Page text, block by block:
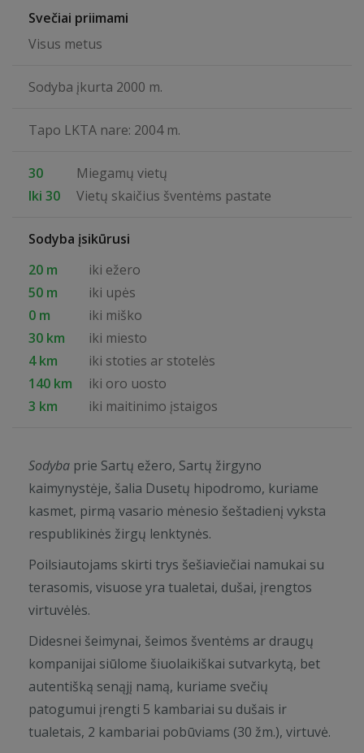
Svečiai priimami
Visus metus
Sodyba įkurta 2000 m.
Tapo LKTA nare: 2004 m.
30
Miegamų vietų
Iki 30
Vietų skaičius šventėms pastate
Sodyba įsikūrusi
20 m
iki ežero
50 m
iki upės
0 m
iki miško
30 km
iki miesto
4 km
iki stoties ar stotelės
140 km
iki oro uosto
3 km
iki maitinimo įstaigos
Sodyba prie Sartų ežero, Sartų žirgyno
kaimynystėje, šalia Dusetų hipodromo, kuriame
kasmet, pirmą vasario mėnesio šeštadienį vyksta
respublikinės žirgų lenktynės.
Poilsiautojams skirti trys šešiaviečiai namukai su
terasomis, visuose yra tualetai, dušai, įrengtos
virtuvėlės.
Didesnei šeimynai, šeimos šventėms ar draugų
kompanijai siūlome šiuolaikiškai sutvarkytą, bet
autentišką senąjį namą, kuriame svečių
patogumui įrengti 5 kambariai su dušais ir
tualetais, 2 kambariai pobūviams (30 žm.), virtuvė.